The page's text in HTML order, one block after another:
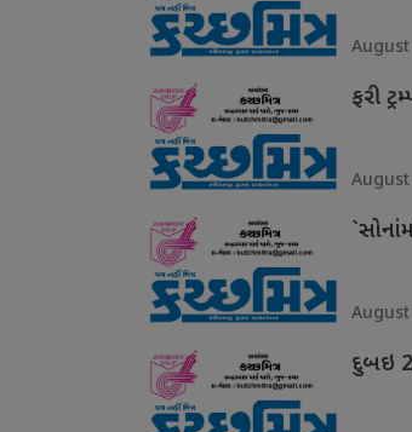
ફરી
દુબઇ